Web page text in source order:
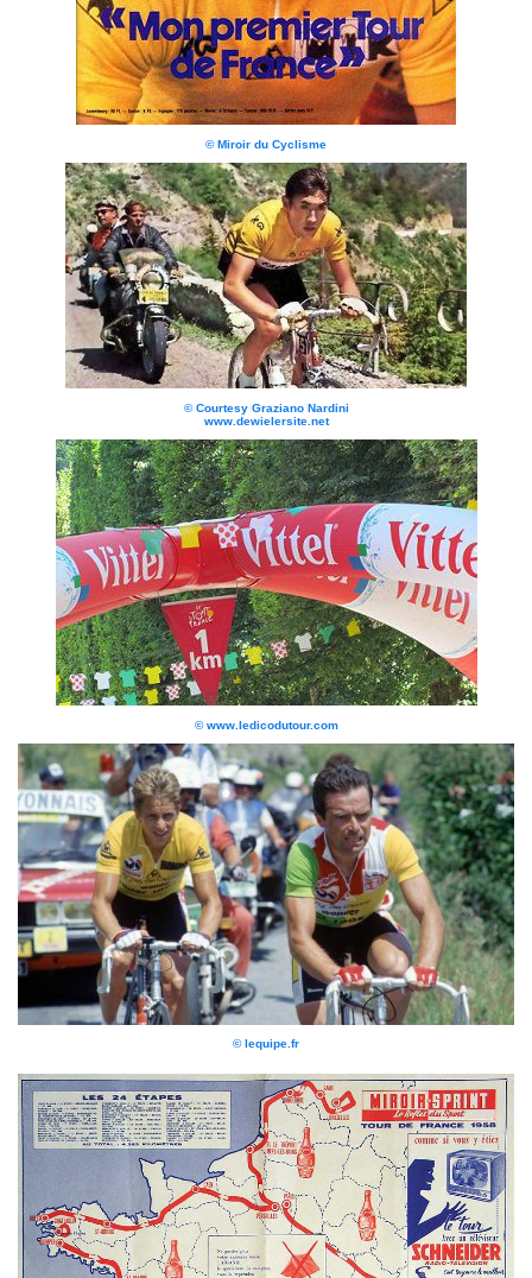
© Miroir du Cyclisme
© Courtesy Graziano Nardini
www.dewielersite.net
© www.ledicodutour.com
© lequipe.fr